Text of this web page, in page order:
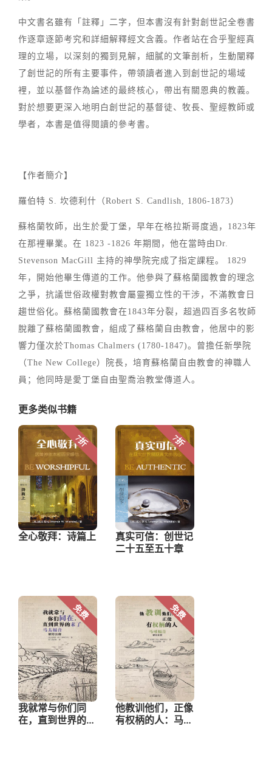
中文書名雖有「註釋」二字，但本書沒有針對創世記全卷書
作逐章逐節考究和詳細解釋經文含義。作者站在合乎聖經真
理的立場，以深刻的獨到見解，細膩的文筆剖析，生動闡釋
了創世記的所有主要事件，帶領讀者進入到創世記的場域
裡，並以基督作為論述的最終核心，帶出有關恩典的教義。
對於想要更深入地明白創世記的基督徒、牧長、聖經教師或
學者，本書是值得閱讀的參考書。
【作者簡介】
羅伯特 S. 坎德利什（Robert S. Candlish, 1806-1873）
蘇格蘭牧師，出生於愛丁堡，早年在格拉斯哥度過，1823年
在那裡畢業。在 1823 -1826 年期間，他在當時由Dr.
Stevenson MacGill 主持的神學院完成了指定課程。 1829
年，開始他畢生傳道的工作。他參與了蘇格蘭國教會的理念
之爭，抗議世俗政權對教會屬靈獨立性的干涉，不滿教會日
趨世俗化。蘇格蘭國教會在1843年分裂，超過四百多名牧師
脫離了蘇格蘭國教會，組成了蘇格蘭自由教會，他居中的影
響力僅次於Thomas Chalmers (1780-1847)。曾擔任新學院
（The New College）院長，培育蘇格蘭自由教會的神職人
員；他同時是愛丁堡自由聖喬治教堂傳道人。
更多类似书籍